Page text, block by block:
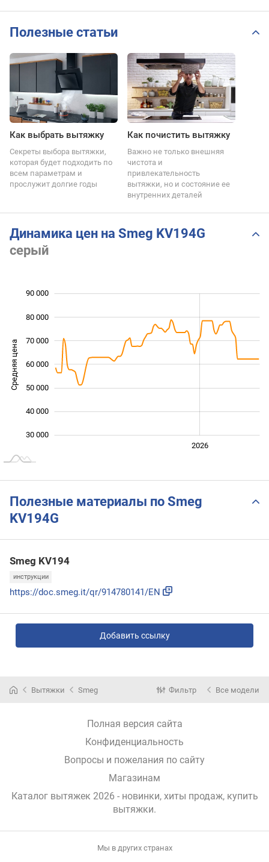
Полезные статьи
Как выбрать вытяжку
Секреты выбора вытяжки,
которая будет подходить по
всем параметрам и
прослужит долгие годы
Как почистить вытяжку
Важно не только внешняя
чистота и
привлекательность
вытяжки, но и состояние ее
внутренних деталей
Динамика цен на Smeg KV194G
серый
Средняя цена 30 000
30 000
40 000
50 000
60 000
70 000
80 000
90 000
2026
Полезные материалы по Smeg
KV194G
Smeg KV194
инструкции
https://doc.smeg.it/qr/914780141/EN
Добавить ссылку
Вытяжки Smeg Фильтр Все модели
Полная версия сайта
Конфиденциальность
Вопросы и пожелания по сайту
Магазинам
Каталог вытяжек 2026 - новинки, хиты продаж, купить
вытяжки.
Мы в других странах